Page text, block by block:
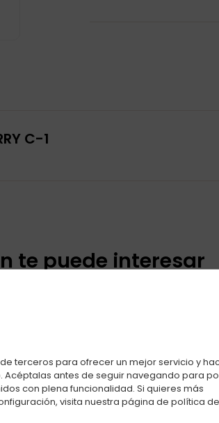
terceros para ofrecer un mejor servicio y
Acéptalas antes de seguir navegando para
con plena funcionalidad. Si quieres más
visita nuestra página de política de
C-1
te puede interesar
MARY BM1000 TURBO 0%